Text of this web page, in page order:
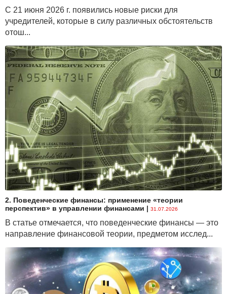
С 21 июня 2026 г. появились новые риски для
учредителей, которые в силу различных обстоятельств
отош...
2. Поведенческие финансы: применение «теории
перспектив» в управлении финансами | 31.07.2026
В статье отмечается, что поведенческие финансы — это
направление финансовой теории, предметом исслед...